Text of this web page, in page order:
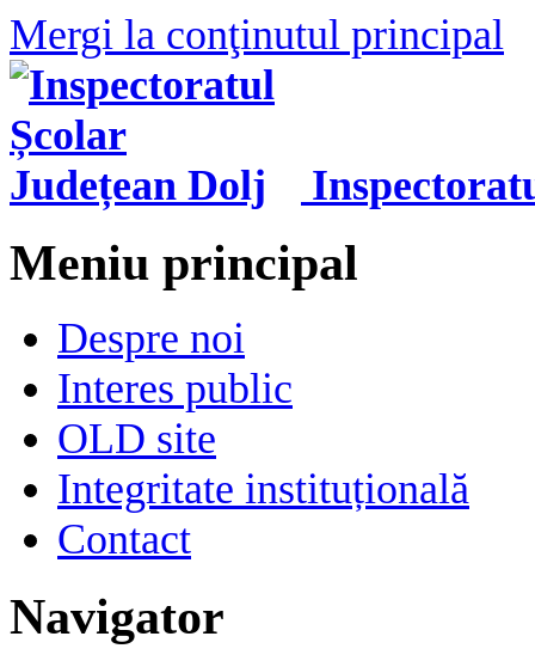
Mergi la conţinutul principal
Meniu principal
Despre noi
Interes public
OLD site
Integritate instituțională
Contact
Navigator